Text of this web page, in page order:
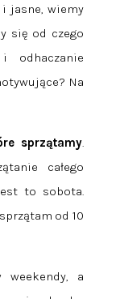
jasne, wiemy
się od czego
Na
sprzątamy.
całego
to sobota.
od 10
a